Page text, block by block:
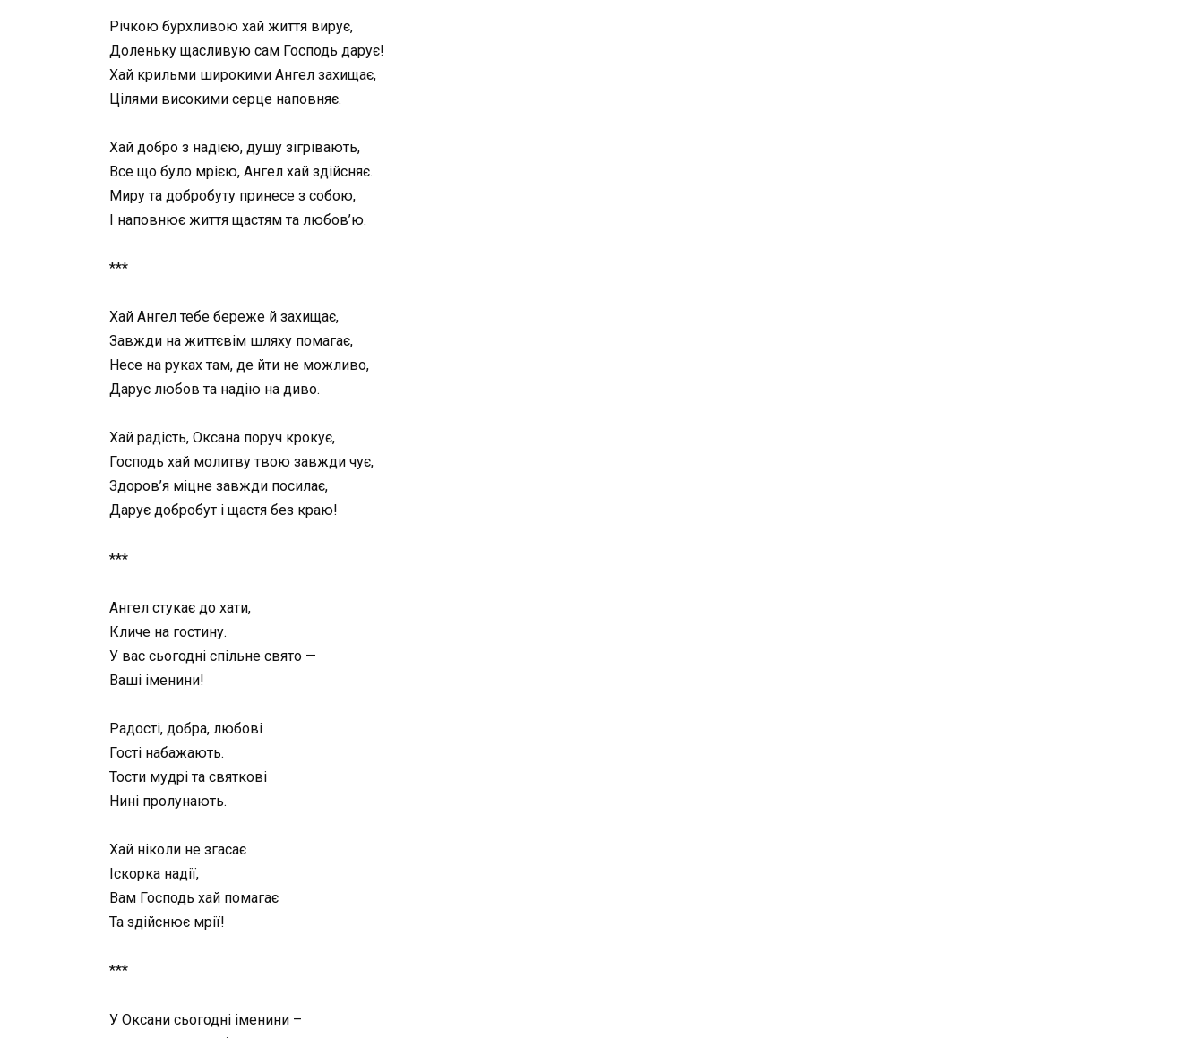
Річкою бурхливою хай життя вирує,
Доленьку щасливую сам Господь дарує!
Хай крильми широкими Ангел захищає,
Цілями високими серце наповняє.
Хай добро з надією, душу зігрівають,
Все що було мрією, Ангел хай здійсняє.
Миру та добробуту принесе з собою,
І наповнює життя щастям та любов’ю.
***
Хай Ангел тебе береже й захищає,
Завжди на життєвім шляху помагає,
Несе на руках там, де йти не можливо,
Дарує любов та надію на диво.
Хай радість, Оксана поруч крокує,
Господь хай молитву твою завжди чує,
Здоров’я міцне завжди посилає,
Дарує добробут і щастя без краю!
***
Ангел стукає до хати,
Кличе на гостину.
У вас сьогодні спільне свято —
Ваші іменини!
Радості, добра, любові
Гості набажають.
Тости мудрі та святкові
Нині пролунають.
Хай ніколи не згасає
Іскорка надії,
Вам Господь хай помагає
Та здійснює мрії!
***
У Оксани сьогодні іменини –